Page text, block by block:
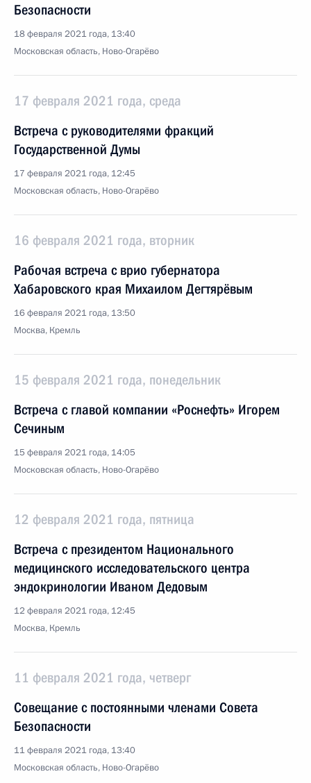
Безопасности
18 февраля 2021 года, 13:40
Московская область, Ново-Огарёво
17 февраля 2021 года, среда
Встреча с руководителями фракций
Государственной Думы
17 февраля 2021 года, 12:45
Московская область, Ново-Огарёво
16 февраля 2021 года, вторник
Рабочая встреча с врио губернатора
Хабаровского края Михаилом Дегтярёвым
16 февраля 2021 года, 13:50
Москва, Кремль
15 февраля 2021 года, понедельник
Встреча с главой компании «Роснефть» Игорем
Сечиным
15 февраля 2021 года, 14:05
Московская область, Ново-Огарёво
12 февраля 2021 года, пятница
Встреча с президентом Национального
медицинского исследовательского центра
эндокринологии Иваном Дедовым
12 февраля 2021 года, 12:45
Москва, Кремль
11 февраля 2021 года, четверг
Совещание с постоянными членами Совета
Безопасности
11 февраля 2021 года, 13:40
Московская область, Ново-Огарёво